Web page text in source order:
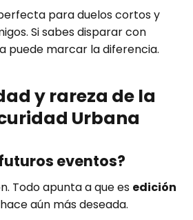
para duelos cortos y
Si sabes disparar con
puede marcar la diferencia.
y rareza de la
Urbana
eventos?
Todo apunta a que es edición
aún más deseada.